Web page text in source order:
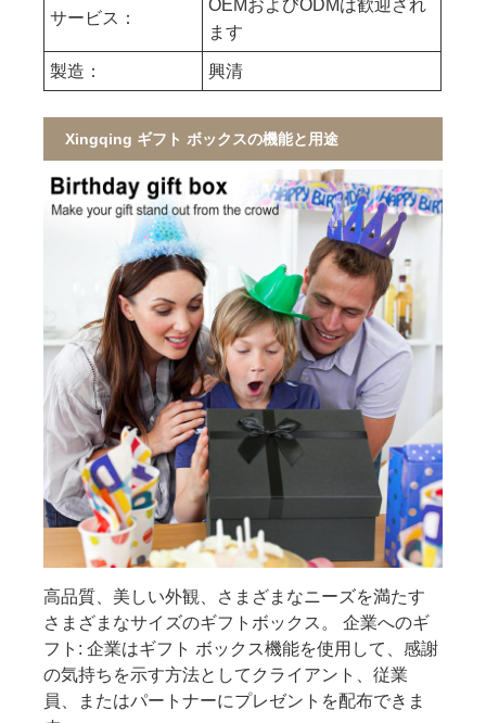
サービス：
OEMおよびODMは歓迎され
ます
製造： 興清
Xingqing ギフト ボックスの機能と用途
高品質、美しい外観、さまざまなニーズを満たす
さまざまなサイズのギフトボックス。 企業へのギ
フト: 企業はギフト ボックス機能を使用して、感謝
の気持ちを示す方法としてクライアント、従業
員、またはパートナーにプレゼントを配布できま